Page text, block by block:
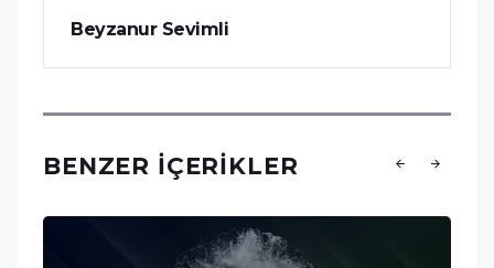
Beyzanur Sevimli
BENZER İÇERIKLER